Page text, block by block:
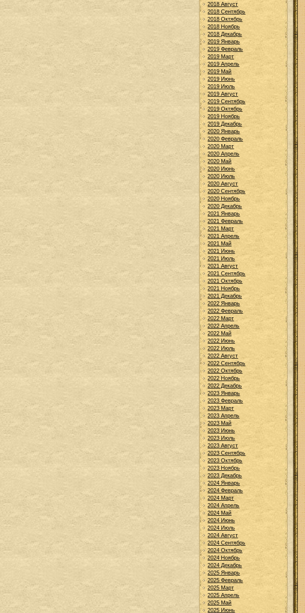
2018 Август
2018 Сентябрь
2018 Октябрь
2018 Ноябрь
2018 Декабрь
2019 Январь
2019 Февраль
2019 Март
2019 Апрель
2019 Май
2019 Июнь
2019 Июль
2019 Август
2019 Сентябрь
2019 Октябрь
2019 Ноябрь
2019 Декабрь
2020 Январь
2020 Февраль
2020 Март
2020 Апрель
2020 Май
2020 Июнь
2020 Июль
2020 Август
2020 Сентябрь
2020 Ноябрь
2020 Декабрь
2021 Январь
2021 Февраль
2021 Март
2021 Апрель
2021 Май
2021 Июнь
2021 Июль
2021 Август
2021 Сентябрь
2021 Октябрь
2021 Ноябрь
2021 Декабрь
2022 Январь
2022 Февраль
2022 Март
2022 Апрель
2022 Май
2022 Июнь
2022 Июль
2022 Август
2022 Сентябрь
2022 Октябрь
2022 Ноябрь
2022 Декабрь
2023 Январь
2023 Февраль
2023 Март
2023 Апрель
2023 Май
2023 Июнь
2023 Июль
2023 Август
2023 Сентябрь
2023 Октябрь
2023 Ноябрь
2023 Декабрь
2024 Январь
2024 Февраль
2024 Март
2024 Апрель
2024 Май
2024 Июнь
2024 Июль
2024 Август
2024 Сентябрь
2024 Октябрь
2024 Ноябрь
2024 Декабрь
2025 Январь
2025 Февраль
2025 Март
2025 Апрель
2025 Май
2025 Июнь